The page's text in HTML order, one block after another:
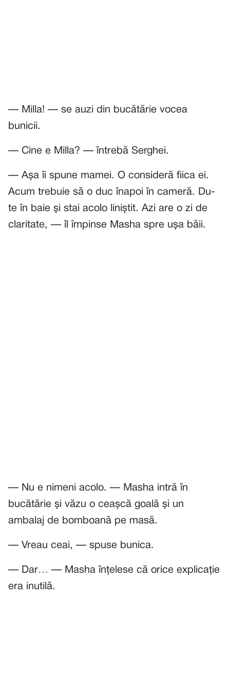
— Milla! — se auzi din bucătărie vocea
bunicii.
— Cine e Milla? — întrebă Serghei.
— Așa îi spune mamei. O consideră fiica ei.
Acum trebuie să o duc înapoi în cameră. Du-
te în baie și stai acolo liniștit. Azi are o zi de
claritate, — îl împinse Masha spre ușa băii.
— Nu e nimeni acolo. — Masha intră în
bucătărie și văzu o ceașcă goală și un
ambalaj de bomboană pe masă.
— Vreau ceai, — spuse bunica.
— Dar… — Masha înțelese că orice explicație
era inutilă.